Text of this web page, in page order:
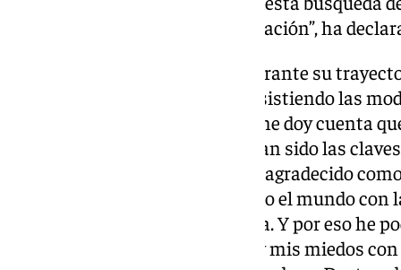
verdadero poder de mi interpretación”, ha
Asimismo, ha destacado que durante su
mantenerse fiel a sí mismo, “resistiendo las
encasillarnos”. “Al mirar atrás me doy cuenta
perseverancia en uno mismo han sido las
Hoy estoy aquí profundamente agradecido
que ha pisado escenarios de todo el mundo
emociones a través de la música. Y por eso he
sola. Y compartir mis alegrías, y mis miedos